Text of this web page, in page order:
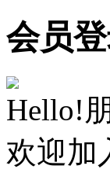
会员
Hello!
欢迎加